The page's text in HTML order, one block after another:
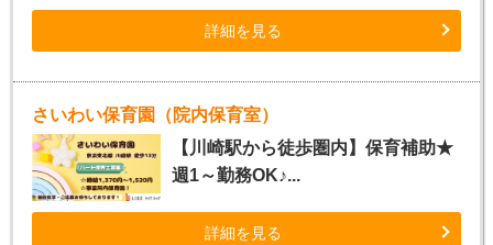
詳細を見る
さいわい保育園（院内保育室）
【川崎駅から徒歩圏内】保育補助★
週1～勤務OK♪...
詳細を見る